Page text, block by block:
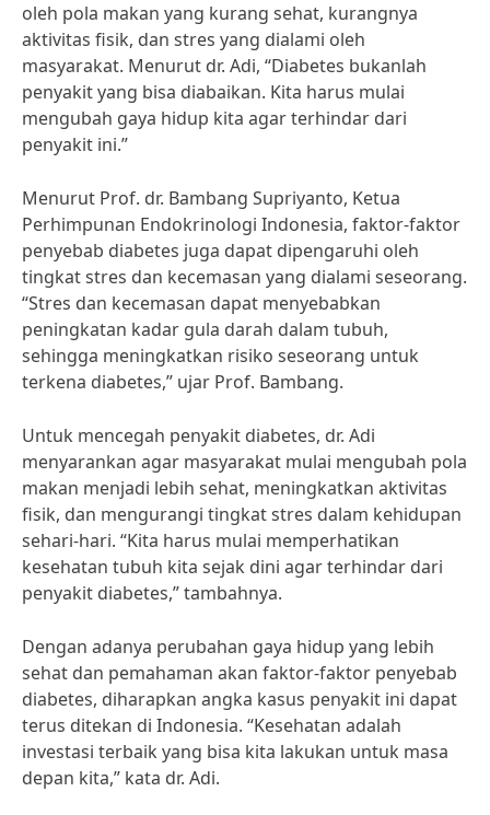
oleh pola makan yang kurang sehat, kurangnya
aktivitas fisik, dan stres yang dialami oleh
masyarakat. Menurut dr. Adi, “Diabetes bukanlah
penyakit yang bisa diabaikan. Kita harus mulai
mengubah gaya hidup kita agar terhindar dari
penyakit ini.”
Menurut Prof. dr. Bambang Supriyanto, Ketua
Perhimpunan Endokrinologi Indonesia, faktor-faktor
penyebab diabetes juga dapat dipengaruhi oleh
tingkat stres dan kecemasan yang dialami seseorang.
“Stres dan kecemasan dapat menyebabkan
peningkatan kadar gula darah dalam tubuh,
sehingga meningkatkan risiko seseorang untuk
terkena diabetes,” ujar Prof. Bambang.
Untuk mencegah penyakit diabetes, dr. Adi
menyarankan agar masyarakat mulai mengubah pola
makan menjadi lebih sehat, meningkatkan aktivitas
fisik, dan mengurangi tingkat stres dalam kehidupan
sehari-hari. “Kita harus mulai memperhatikan
kesehatan tubuh kita sejak dini agar terhindar dari
penyakit diabetes,” tambahnya.
Dengan adanya perubahan gaya hidup yang lebih
sehat dan pemahaman akan faktor-faktor penyebab
diabetes, diharapkan angka kasus penyakit ini dapat
terus ditekan di Indonesia. “Kesehatan adalah
investasi terbaik yang bisa kita lakukan untuk masa
depan kita,” kata dr. Adi.